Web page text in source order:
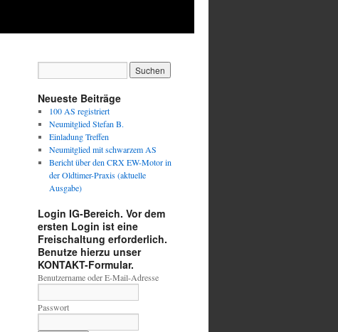
Neueste Beiträge
100 AS registriert
Neumitglied Stefan B.
Einladung Treffen
Neumitglied mit schwarzem AS
Bericht über den CRX EW-Motor in
der Oldtimer-Praxis (aktuelle
Ausgabe)
Login IG-Bereich. Vor dem
ersten Login ist eine
Freischaltung erforderlich.
Benutze hierzu unser
KONTAKT-Formular.
Benutzername oder E-Mail-Adresse
Passwort